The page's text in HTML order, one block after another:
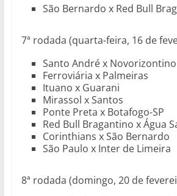
São Bernardo x Red Bull
7ª rodada (quarta-feira, 16 de
Santo André x Novorizontino
Ferroviária x Palmeiras
Ituano x Guarani
Mirassol x Santos
Ponte Preta x Botafogo-SP
Red Bull Bragantino x Água
Corinthians x São Bernardo
São Paulo x Inter de Limeira
8ª rodada (domingo, 20 de